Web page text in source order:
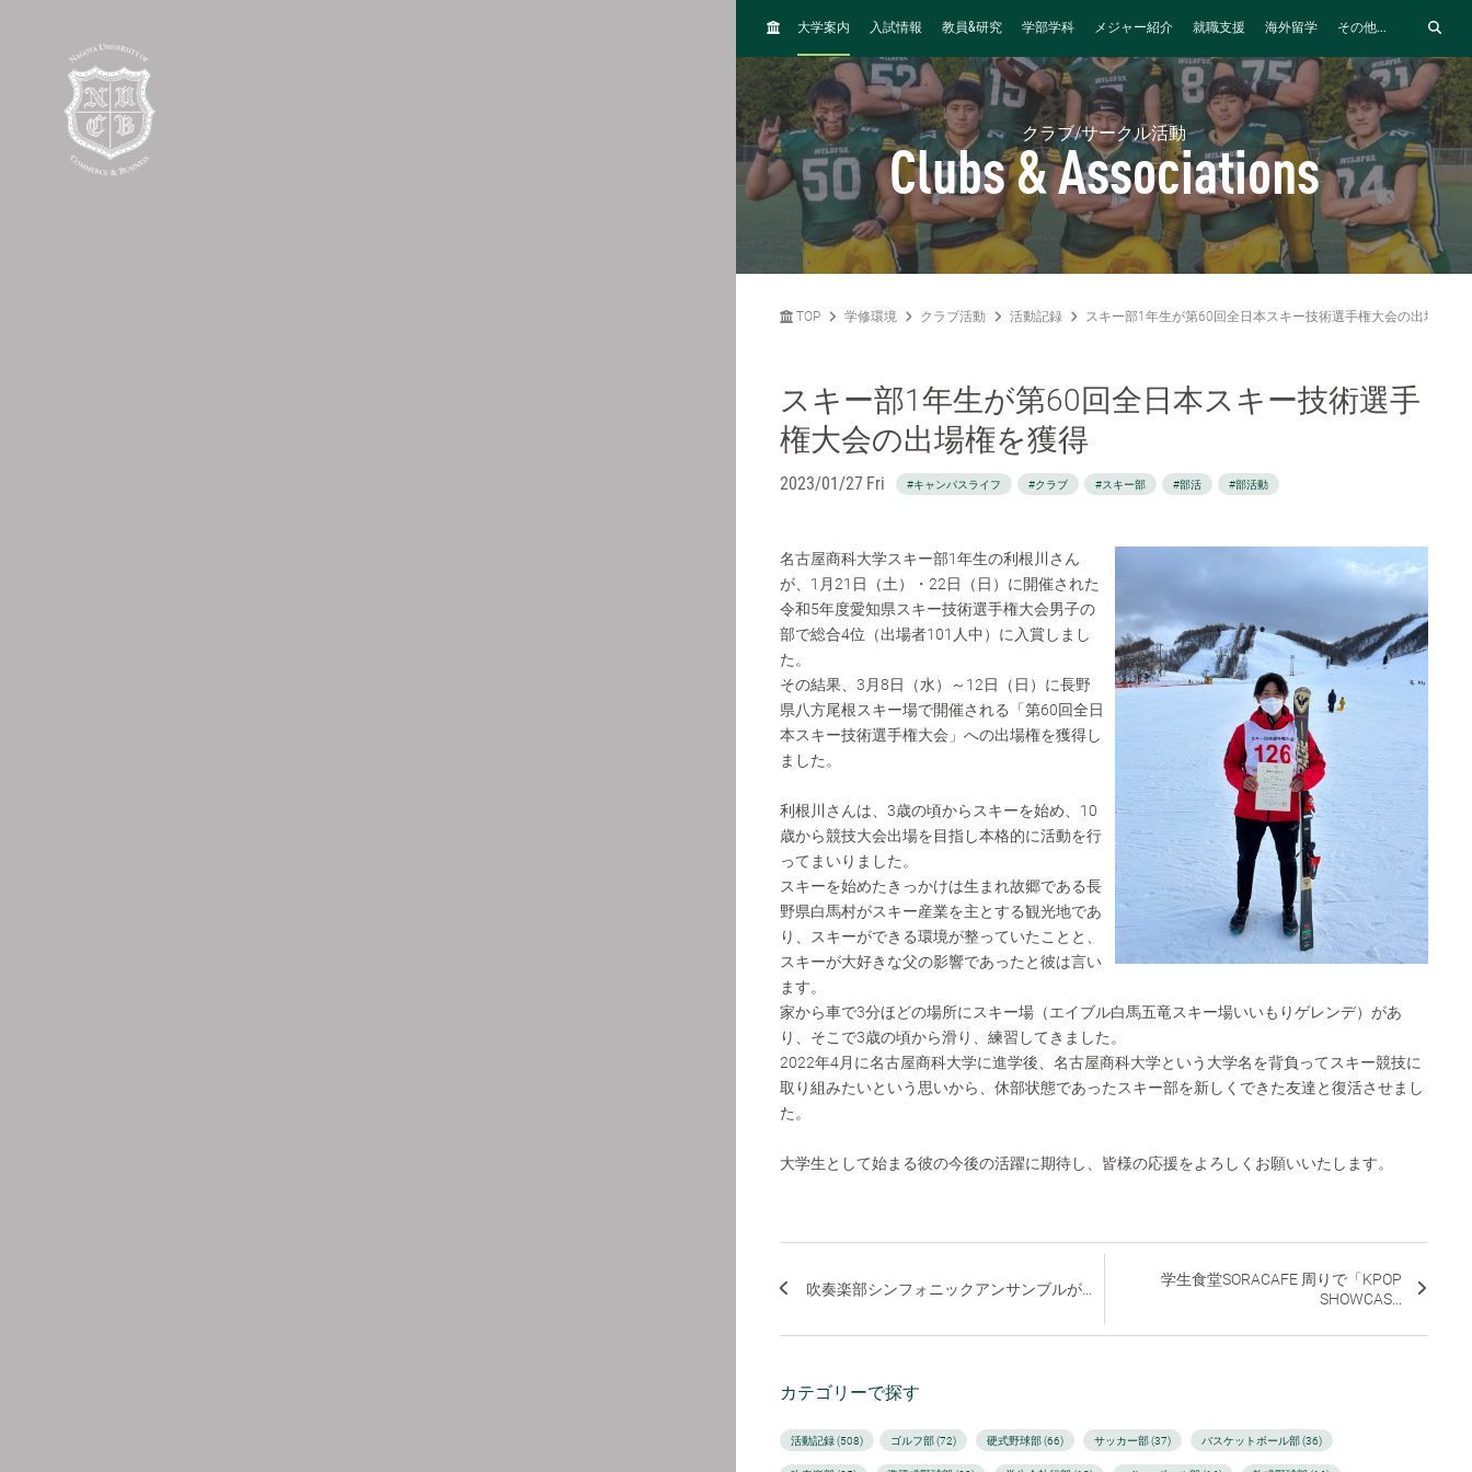
H
M
E
大学案内 入試情報 教員&研究 学部学科 メジャー紹介 就職支援 海外留学 その他...
クラブ/サークル活動
Clubs & Associations
TOP 学修環境 クラブ活動 活動記録 スキー部1年生が第60回全⽇本スキー技術選⼿権⼤会の出場権を
スキー部1年生が第60回全⽇本スキー技術選⼿
権⼤会の出場権を獲得
2023/01/27 Fri #キャンパスライフ #クラブ #スキー部 #部活 #部活動
名古屋商科大学スキー部1年生の利根川さん
が、1月21日（土）・22日（日）に開催された
令和5年度愛知県スキー技術選手権大会男子の
部で総合4位（出場者101人中）に入賞しまし
た。
その結果、3月8日（水）～12日（日）に長野
県八方尾根スキー場で開催される「第60回全⽇
本スキー技術選⼿権⼤会」への出場権を獲得し
ました。
利根川さんは、3歳の頃からスキーを始め、10
歳から競技大会出場を目指し本格的に活動を行
ってまいりました。
スキーを始めたきっかけは生まれ故郷である長
野県白馬村がスキー産業を主とする観光地であ
り、スキーができる環境が整っていたことと、
スキーが大好きな父の影響であったと彼は言い
ます。
家から車で3分ほどの場所にスキー場（エイブル白馬五竜スキー場いいもりゲレンデ）があ
り、そこで3歳の頃から滑り、練習してきました。
2022年4月に名古屋商科大学に進学後、名古屋商科大学という大学名を背負ってスキー競技に
取り組みたいという思いから、休部状態であったスキー部を新しくできた友達と復活させまし
た。
大学生として始まる彼の今後の活躍に期待し、皆様の応援をよろしくお願いいたします。
吹奏楽部シンフォニックアンサンブルが...
学生食堂SORACAFE 周りで「KPOP
SHOWCAS...
カテゴリーで探す
活動記録 (508) ゴルフ部 (72) 硬式野球部 (66) サッカー部 (37) バスケットボール部 (36)